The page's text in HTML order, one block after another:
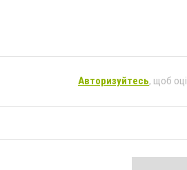
Авторизуйтесь, щоб